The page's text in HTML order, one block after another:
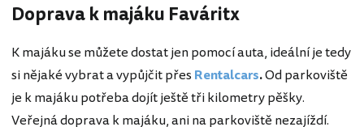
Doprava k majáku Faváritx
K majáku se můžete dostat jen pomocí auta, ideální je tedy
si nějaké vybrat a vypůjčit přes Rentalcars.Od parkoviště
je k majáku potřeba dojít ještě tři kilometry pěšky.
Veřejná doprava k majáku, ani na parkoviště nezajíždí.